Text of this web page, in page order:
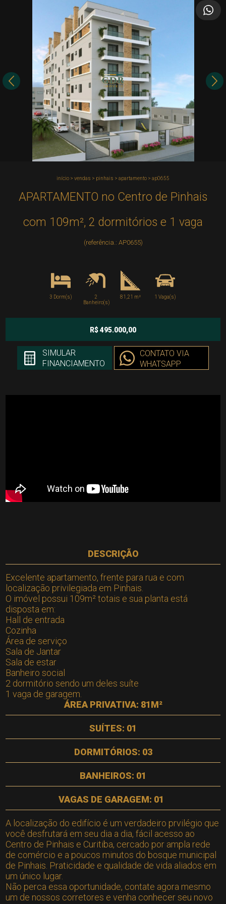
início > vendas > pinhais > apartamento > ap0655
APARTAMENTO no Centro de Pinhais
com 109m², 2 dormitórios e 1 vaga
(referência.: AP0655)
3 Dorm(s)
2
Banheiro(s)
81,21 m² 1 Vaga(s)
R$ 495.000,00
SIMULAR
FINANCIAMENTO
CONTATO VIA
WHATSAPP
DESCRIÇÃO
Excelente apartamento, frente para rua e com
localização privilegiada em Pinhais.
O imóvel possui 109m² totais e sua planta está
disposta em:
Hall de entrada
Cozinha
Área de serviço
Sala de Jantar
Sala de estar
Banheiro social
2 dormitório sendo um deles suíte
1 vaga de garagem.
ÁREA PRIVATIVA: 81M²
SUÍTES: 01
DORMITÓRIOS: 03
BANHEIROS: 01
VAGAS DE GARAGEM: 01
A localização do edifício é um verdadeiro prvilégio que
você desfrutará em seu dia a dia, fácil acesso ao
Centro de Pinhais e Curitiba, cercado por ampla rede
de comércio e a poucos minutos do bosque municipal
de Pinhais. Praticidade e qualidade de vida aliados em
um único lugar.
Não perca essa oportunidade, contate agora mesmo
um de nossos corretores e venha conhecer seu novo